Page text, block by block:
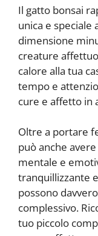
Il gatto bonsai
unica e speciale
dimensione
creature
calore alla tua
tempo e
cure e affetto in
Oltre a portare
può anche
mentale e
tranquillizzante
possono
complessivo.
tuo piccolo